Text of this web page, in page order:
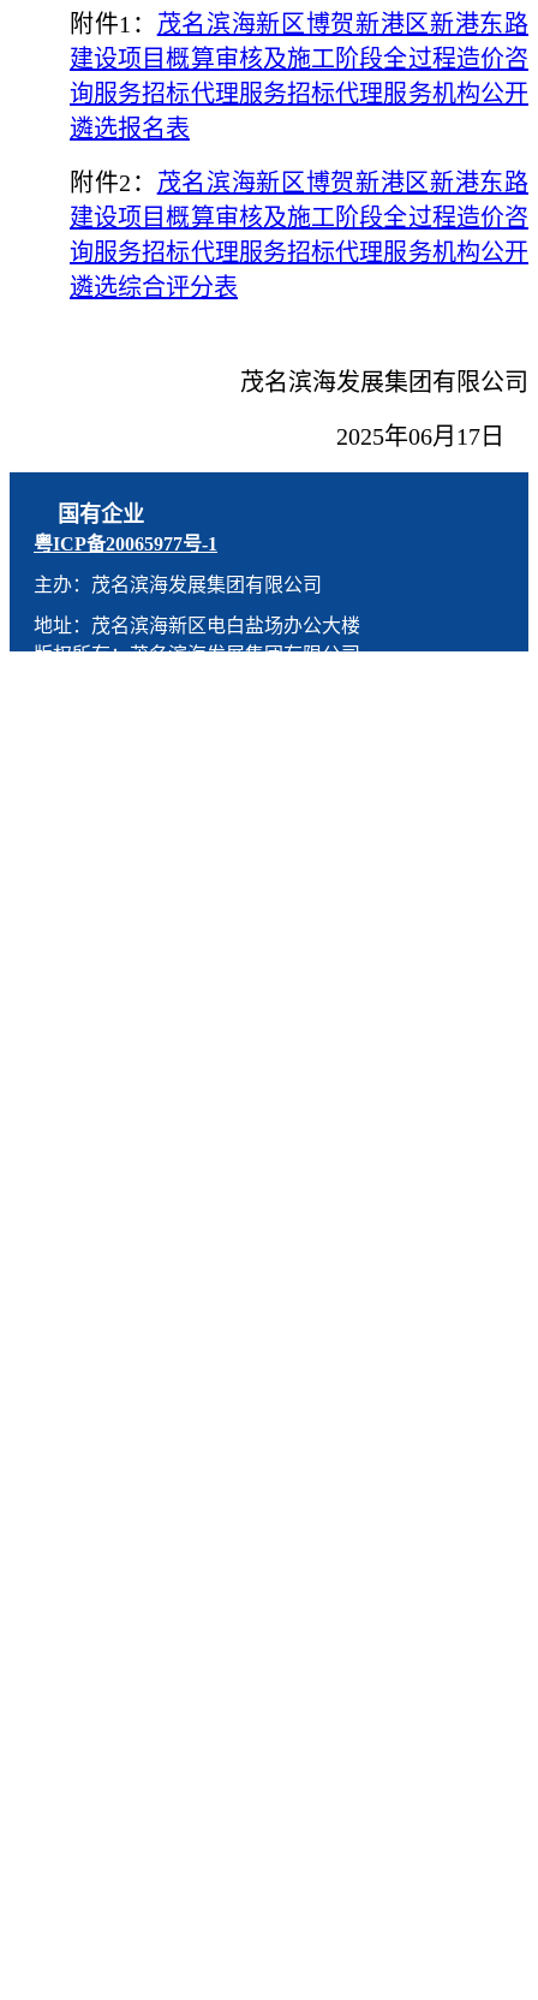
附件1： 茂名滨海新区博贺新港区新港东路
建设项目概算审核及施工阶段全过程造价咨
询服务招标代理服务招标代理服务机构公开
遴选报名表
附件2： 茂名滨海新区博贺新港区新港东路
建设项目概算审核及施工阶段全过程造价咨
询服务招标代理服务招标代理服务机构公开
遴选综合评分表
茂名滨海发展集团有限公司
2025年06月17日
国有企业
粤ICP备20065977号-1
主办：茂名滨海发展集团有限公司
地址：茂名滨海新区电白盐场办公大楼
版权所有：茂名滨海发展集团有限公司